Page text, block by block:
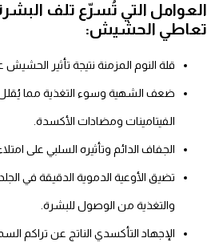
التي تُسرّع تلف
الحشيش:
قلة النوم المزمنة نتيجة تأثير الحشيش على
ضعف الشهية وسوء التغذية مما يُقلل
الفيتامينات ومضادات الأكسدة.
الجفاف الدائم وتأثيره السلبي على امتلاء
تضيق الأوعية الدموية الدقيقة في الجلد
والتغذية من الوصول للبشرة.
الإجهاد التأكسدي الناتج عن تراكم